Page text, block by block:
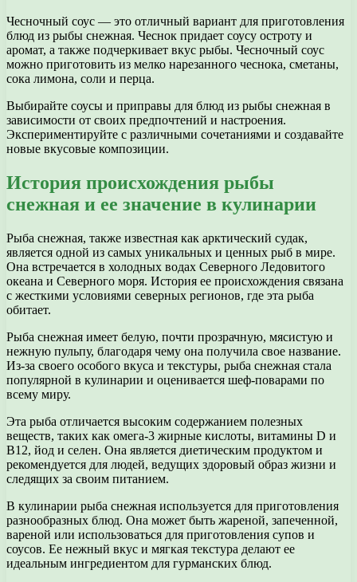
Чесночный соус — это отличный вариант для приготовления
блюд из рыбы снежная. Чеснок придает соусу остроту и
аромат, а также подчеркивает вкус рыбы. Чесночный соус
можно приготовить из мелко нарезанного чеснока, сметаны,
сока лимона, соли и перца.
Выбирайте соусы и приправы для блюд из рыбы снежная в
зависимости от своих предпочтений и настроения.
Экспериментируйте с различными сочетаниями и создавайте
новые вкусовые композиции.
История происхождения рыбы
снежная и ее значение в кулинарии
Рыба снежная, также известная как арктический судак,
является одной из самых уникальных и ценных рыб в мире.
Она встречается в холодных водах Северного Ледовитого
океана и Северного моря. История ее происхождения связана
с жесткими условиями северных регионов, где эта рыба
обитает.
Рыба снежная имеет белую, почти прозрачную, мясистую и
нежную пульпу, благодаря чему она получила свое название.
Из-за своего особого вкуса и текстуры, рыба снежная стала
популярной в кулинарии и оценивается шеф-поварами по
всему миру.
Эта рыба отличается высоким содержанием полезных
веществ, таких как омега-3 жирные кислоты, витамины D и
В12, йод и селен. Она является диетическим продуктом и
рекомендуется для людей, ведущих здоровый образ жизни и
следящих за своим питанием.
В кулинарии рыба снежная используется для приготовления
разнообразных блюд. Она может быть жареной, запеченной,
вареной или использоваться для приготовления супов и
соусов. Ее нежный вкус и мягкая текстура делают ее
идеальным ингредиентом для гурманских блюд.